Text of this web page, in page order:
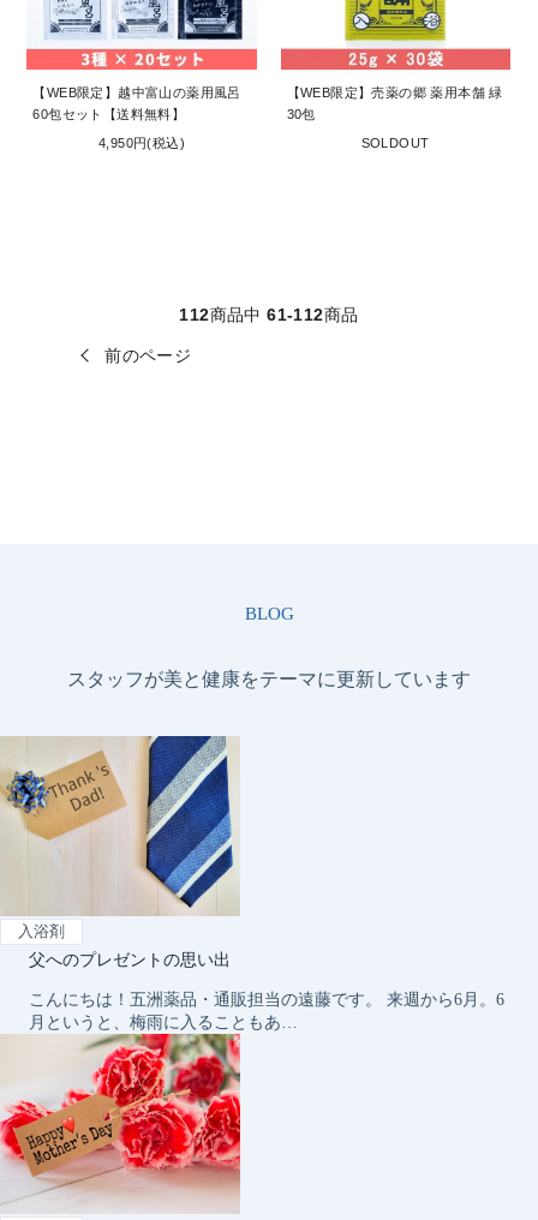
【WEB限定】越中富山の薬用風呂
60包セット【送料無料】
4,950円(税込)
【WEB限定】売薬の郷 薬用本舗 緑
30包
SOLDOUT
前のページ
112商品中 61-112商品